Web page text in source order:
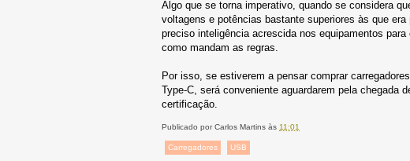
Algo que se torna imperativo, quando se considera
voltagens e potências bastante superiores às que
preciso inteligência acrescida nos equipamentos
como mandam as regras.
Por isso, se estiverem a pensar comprar
Type-C, será conveniente aguardarem pela chegada
certificação.
Publicado porCarlos Martins às 11:01
Carregadores USB